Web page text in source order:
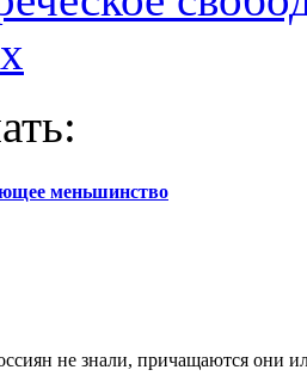
меньшинство
не знали, причащаются они